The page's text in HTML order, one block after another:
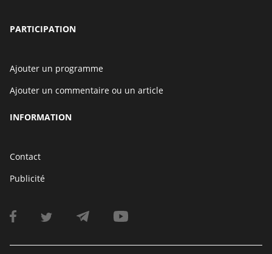
PARTICIPATION
Ajouter un programme
Ajouter un commentaire ou un article
INFORMATION
Contact
Publicité